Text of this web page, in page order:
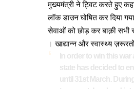
मुख्यमंत्री ने ट्विट करते हुए
लॉक डाउन घोषित कर दिया
सेवाओं को छोड़ कर बाक़ी सभी
। खाद्यान्न और स्वास्थ्य
In order to win this
state has decided to
until 31st March.